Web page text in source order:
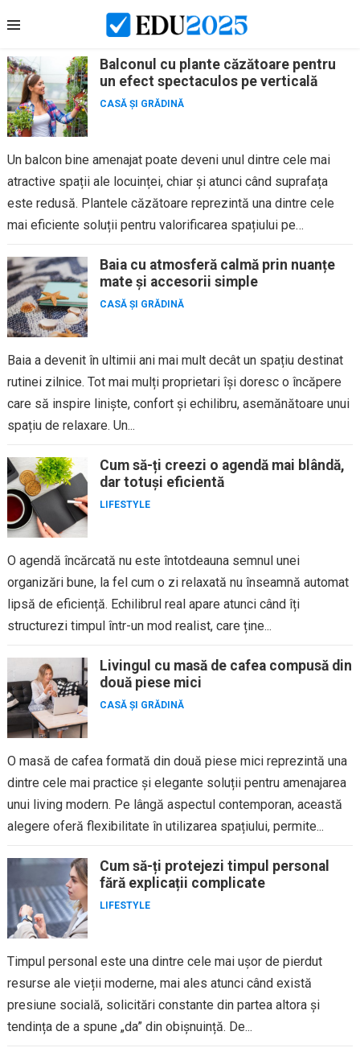
to
Balconul cu plante căzătoare pentru
un efect spectaculos pe verticală
CASĂ ȘI GRĂDINĂ
Un balcon bine amenajat poate deveni unul dintre cele mai
atractive spații ale locuinței, chiar și atunci când suprafața
este redusă. Plantele căzătoare reprezintă una dintre cele
mai eficiente soluții pentru valorificarea spațiului pe
Baia cu atmosferă calmă prin nuanțe
mate și accesorii simple
CASĂ ȘI GRĂDINĂ
Baia a devenit în ultimii ani mai mult decât un spațiu destinat
rutinei zilnice. Tot mai mulți proprietari își doresc o încăpere
care să inspire liniște, confort și echilibru, asemănătoare unui
spațiu de relaxare. Un...
Cum să-ți creezi o agendă mai blândă,
dar totuși eficientă
LIFESTYLE
O agendă încărcată nu este întotdeauna semnul unei
organizări bune, la fel cum o zi relaxată nu înseamnă automat
lipsă de eficiență. Echilibrul real apare atunci când îți
structurezi timpul într-un mod realist, care ține...
Livingul cu masă de cafea compusă din
două piese mici
CASĂ ȘI GRĂDINĂ
O masă de cafea formată din două piese mici reprezintă una
dintre cele mai practice și elegante soluții pentru amenajarea
unui living modern. Pe lângă aspectul contemporan, această
alegere oferă flexibilitate în utilizarea spațiului, permite...
Cum să-ți protejezi timpul personal
fără explicații complicate
LIFESTYLE
Timpul personal este una dintre cele mai ușor de pierdut
resurse ale vieții moderne, mai ales atunci când există
presiune socială, solicitări constante din partea altora și
tendința de a spune „da” din obișnuință. De...